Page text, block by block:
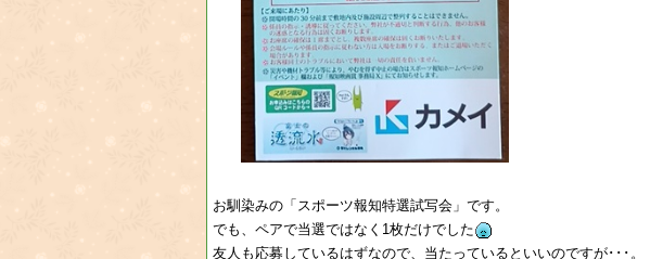
お馴染みの「スポーツ報知特選試写会」です。
でも、ペアで当選ではなく1枚だけでした
友人も応募しているはずなので、当たっているといいのですが･･･。